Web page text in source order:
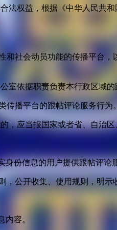
权益，根据《中华人民共
社会动员功能的传播平台
室依据职责负责本行政区域
传播平台的跟帖评论服务行为
，应当报国家或者省、自治
身份信息的用户提供跟帖评论
公开收集、使用规则，明
容。